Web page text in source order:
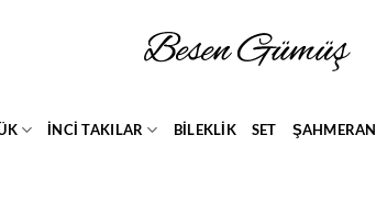
İNCİ TAKILAR BİLEKLİK SET ŞAHMERAN